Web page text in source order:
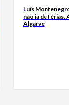
Luís
não ia de férias.
Algarve